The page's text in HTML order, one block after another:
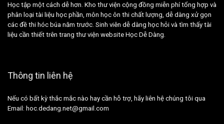
Học tập một cách dễ hơn. Kho thư viện cộng đồng miễn phí tổng hợp và
phân loại tài liệu học phần, môn học ôn thi chất lượng, dễ dàng xử gọn
các đề thi hóc búa năm trước. Sinh viên dễ dàng học hỏi và tìm thấy tài
liệu cần thiết trên trang thư viện website Học Dễ Dàng.
Thông tin liên hệ
Nếu có bất kỳ thắc mắc nào hay cần hỗ trợ, hãy liên hệ chúng tôi qua
Email: hoc.dedang.net@gmail.com